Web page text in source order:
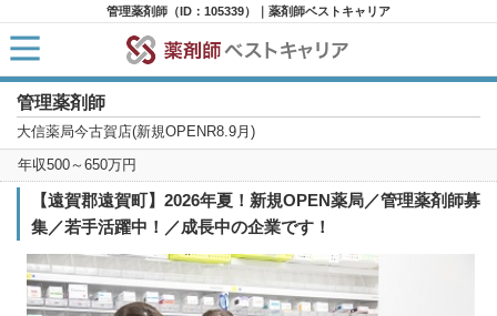
管理薬剤師（ID：105339）｜薬剤師ベストキャリア
管理薬剤師
大信薬局今古賀店(新規OPENR8.9月)
年収500～650万円
【遠賀郡遠賀町】2026年夏！新規OPEN薬局／管理薬剤師募
集／若手活躍中！／成長中の企業です！
HOME
求人検索
新着求人
求人ランキング
キャリアアドバイザー紹介
コラム
転職支援サービスに申し込む